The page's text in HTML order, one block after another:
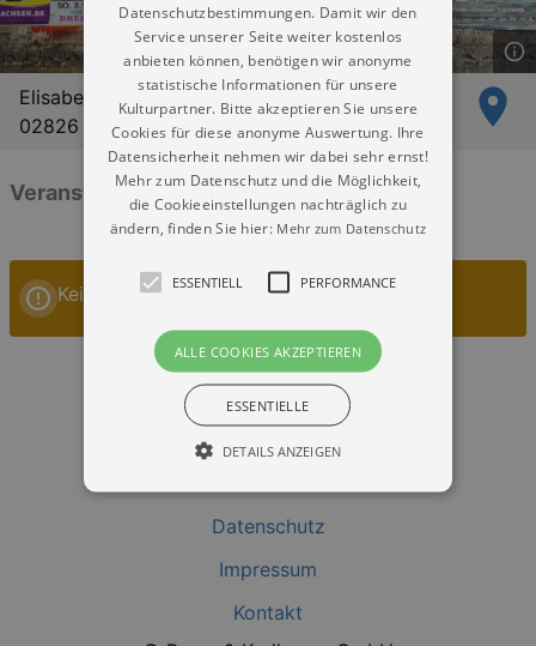
Elisabethstraße 41
02826 Görlitz
Veranstaltungen: „First Club Görlitz“
Keine Veranstaltungen
Datenschutz
Impressum
Kontakt
Datenschutzbestimmungen. Damit wir den
Service unserer Seite weiter kostenlos
anbieten können, benötigen wir anonyme
statistische Informationen für unsere
Kulturpartner. Bitte akzeptieren Sie unsere
Cookies für diese anonyme Auswertung. Ihre
Datensicherheit nehmen wir dabei sehr ernst!
Mehr zum Datenschutz und die Möglichkeit,
die Cookieeinstellungen nachträglich zu
ändern, finden Sie hier: Mehr zum Datenschutz
ESSENTIELL PERFORMANCE
ALLE COOKIES AKZEPTIEREN
ESSENTIELLE
DETAILS ANZEIGEN
Essentielle Cookies werden für die
grundlegenden Funktionen unserer Webseite
gebraucht. Zum Beispiel für das Login in Ihren